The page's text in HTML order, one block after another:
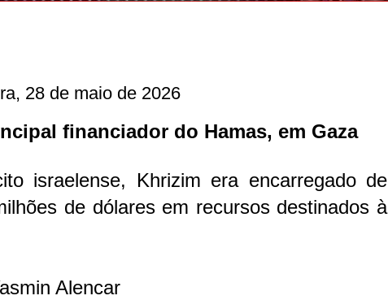
28 de maio de 2026
financiador do Hamas, em Gaza
israelense, Khrizim era encarregado de
de dólares em recursos destinados à
Alencar